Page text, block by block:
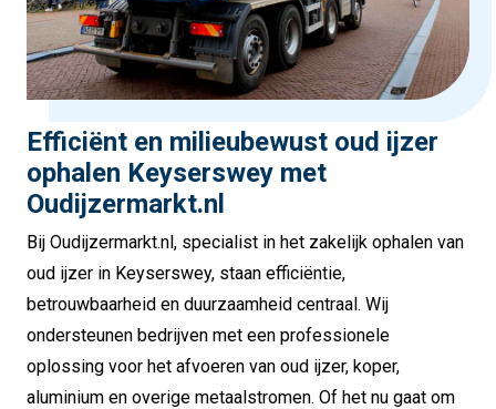
Efficiënt en milieubewust oud ijzer
ophalen Keyserswey met
Oudijzermarkt.nl
Bij Oudijzermarkt.nl, specialist in het zakelijk ophalen van
oud ijzer in Keyserswey, staan efficiëntie,
betrouwbaarheid en duurzaamheid centraal. Wij
ondersteunen bedrijven met een professionele
oplossing voor het afvoeren van oud ijzer, koper,
aluminium en overige metaalstromen. Of het nu gaat om